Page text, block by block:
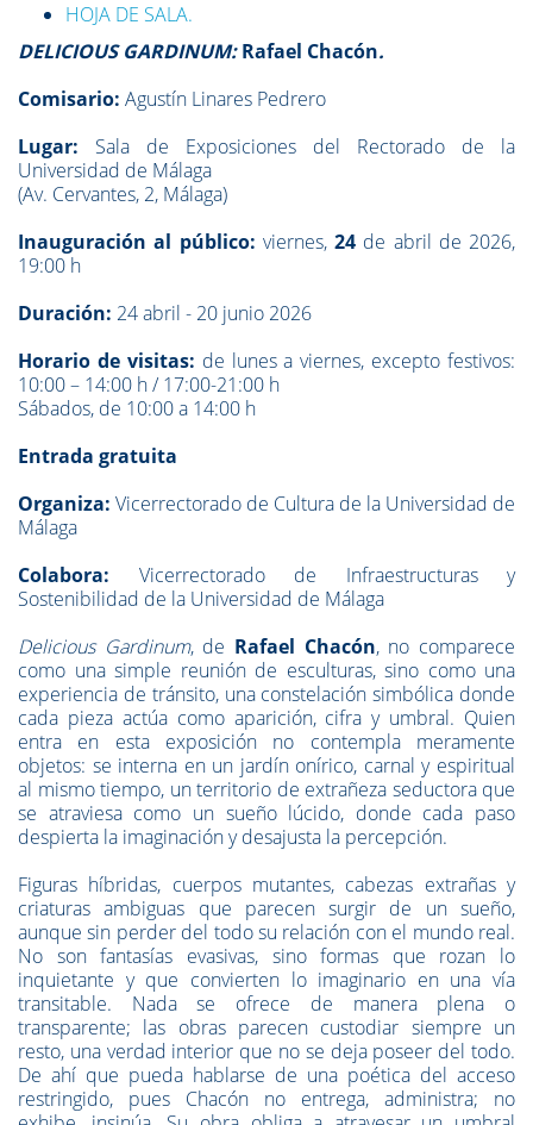
HOJA DE SALA.
DELICIOUS GARDINUM:Rafael Chacón.
Comisario: Agustín Linares Pedrero
Lugar: Sala de Exposiciones del Rectorado de la
Universidad de Málaga
(Av. Cervantes, 2, Málaga)
Inauguración al público: viernes, 24 de abril de 2026,
19:00 h
Duración: 24 abril - 20 junio 2026
Horario de visitas: de lunes a viernes, excepto festivos:
10:00 – 14:00 h / 17:00-21:00 h
Sábados, de 10:00 a 14:00 h
Entrada gratuita
Organiza: Vicerrectorado de Cultura de la Universidad de
Málaga
Colabora: Vicerrectorado de Infraestructuras y
Sostenibilidad de la Universidad de Málaga
Delicious Gardinum, de Rafael Chacón, no comparece
como una simple reunión de esculturas, sino como una
experiencia de tránsito, una constelación simbólica donde
cada pieza actúa como aparición, cifra y umbral. Quien
entra en esta exposición no contempla meramente
objetos: se interna en un jardín onírico, carnal y espiritual
al mismo tiempo, un territorio de extrañeza seductora que
se atraviesa como un sueño lúcido, donde cada paso
despierta la imaginación y desajusta la percepción.
Figuras híbridas, cuerpos mutantes, cabezas extrañas y
criaturas ambiguas que parecen surgir de un sueño,
aunque sin perder del todo su relación con el mundo real.
No son fantasías evasivas, sino formas que rozan lo
inquietante y que convierten lo imaginario en una vía
transitable. Nada se ofrece de manera plena o
transparente; las obras parecen custodiar siempre un
resto, una verdad interior que no se deja poseer del todo.
De ahí que pueda hablarse de una poética del acceso
restringido, pues Chacón no entrega, administra; no